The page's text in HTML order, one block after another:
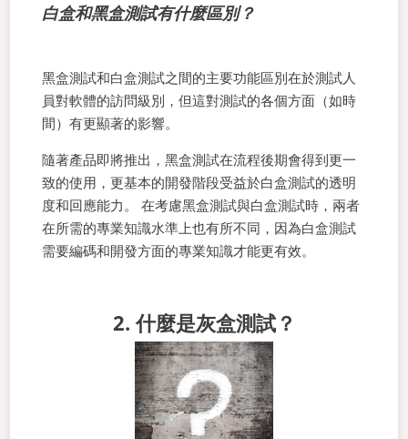
白盒和黑盒測試有什麼區別？
黑盒測試和白盒測試之間的主要功能區別在於測試人
員對軟體的訪問級別，但這對測試的各個方面（如時
間）有更顯著的影響。
隨著產品即將推出，黑盒測試在流程後期會得到更一
致的使用，更基本的開發階段受益於白盒測試的透明
度和回應能力。 在考慮黑盒測試與白盒測試時，兩者
在所需的專業知識水準上也有所不同，因為白盒測試
需要編碼和開發方面的專業知識才能更有效。
2. 什麼是灰盒測試？